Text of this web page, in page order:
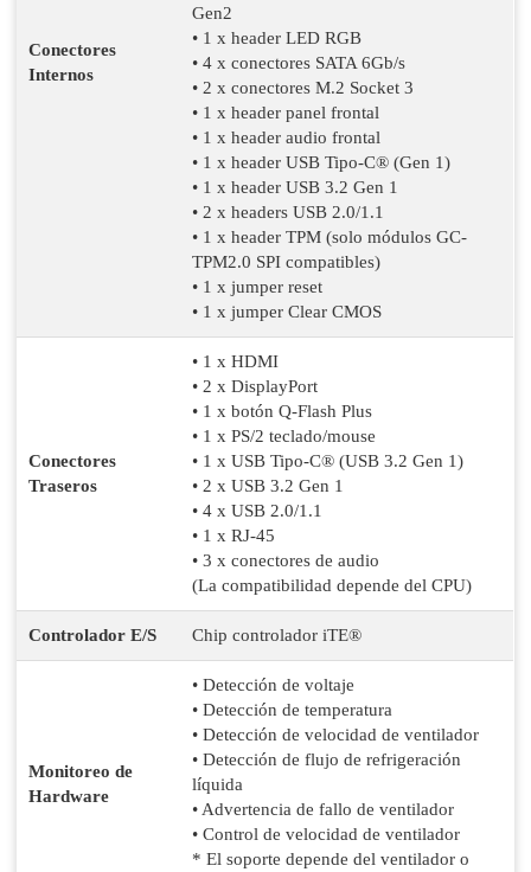
Conectores
Internos
Gen2
• 1 x header LED RGB
• 4 x conectores SATA 6Gb/s
• 2 x conectores M.2 Socket 3
• 1 x header panel frontal
• 1 x header audio frontal
• 1 x header USB Tipo-C® (Gen 1)
• 1 x header USB 3.2 Gen 1
• 2 x headers USB 2.0/1.1
• 1 x header TPM (solo módulos GC-
TPM2.0 SPI compatibles)
• 1 x jumper reset
• 1 x jumper Clear CMOS
Conectores
Traseros
• 1 x HDMI
• 2 x DisplayPort
• 1 x botón Q-Flash Plus
• 1 x PS/2 teclado/mouse
• 1 x USB Tipo-C® (USB 3.2 Gen 1)
• 2 x USB 3.2 Gen 1
• 4 x USB 2.0/1.1
• 1 x RJ-45
• 3 x conectores de audio
(La compatibilidad depende del CPU)
Controlador E/S Chip controlador iTE®
Monitoreo de
Hardware
• Detección de voltaje
• Detección de temperatura
• Detección de velocidad de ventilador
• Detección de flujo de refrigeración
líquida
• Advertencia de fallo de ventilador
• Control de velocidad de ventilador
* El soporte depende del ventilador o